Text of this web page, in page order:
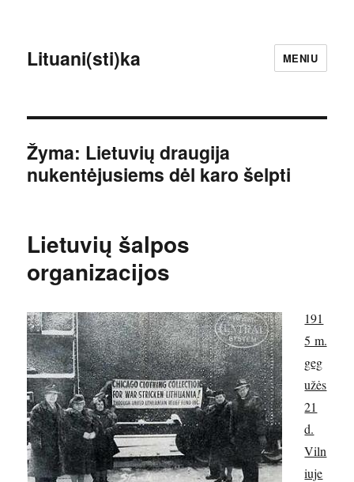
Lituani(sti)ka MENIU
Žyma: Lietuvių draugija
nukentėjusiems dėl karo šelpti
Lietuvių šalpos
organizacijos
191
5 m.
geg
užės
21
d.
Viln
iuje